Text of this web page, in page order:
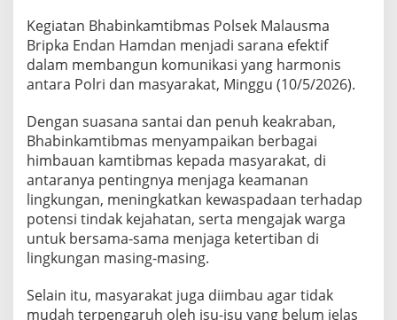
Kegiatan Bhabinkamtibmas Polsek Malausma
Bripka Endan Hamdan menjadi sarana efektif
dalam membangun komunikasi yang harmonis
antara Polri dan masyarakat, Minggu (10/5/2026).
Dengan suasana santai dan penuh keakraban,
Bhabinkamtibmas menyampaikan berbagai
himbauan kamtibmas kepada masyarakat, di
antaranya pentingnya menjaga keamanan
lingkungan, meningkatkan kewaspadaan terhadap
potensi tindak kejahatan, serta mengajak warga
untuk bersama-sama menjaga ketertiban di
lingkungan masing-masing.
Selain itu, masyarakat juga diimbau agar tidak
mudah terpengaruh oleh isu-isu yang belum jelas